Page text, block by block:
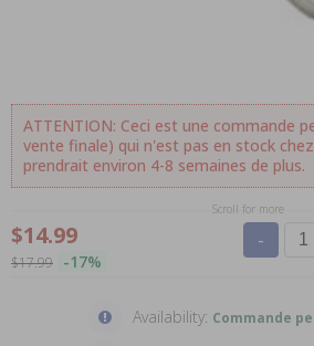
ATTENTION: Ceci est une commande
vente finale) qui n'est pas en stock
prendrait environ 4-8 semaines de plus.
Scroll for more
$14.99
$17.99 -17%
-
Availability: Commande